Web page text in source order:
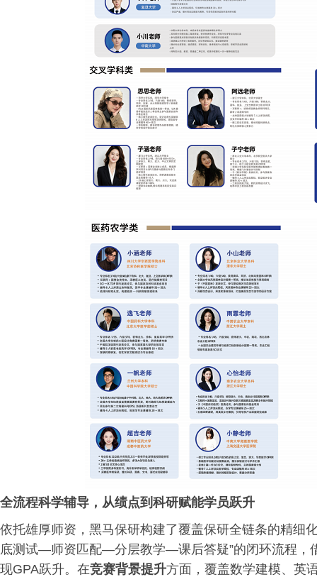
全流程科学辅导，从绩点到科研赋能学员跃升
依托雄厚师资，黑马保研构建了覆盖保研全链条的精细
底测试—师资匹配—分层教学—课后答疑”的闭环流程，
现GPA跃升。在竞赛背景提升方面，覆盖数学建模、英